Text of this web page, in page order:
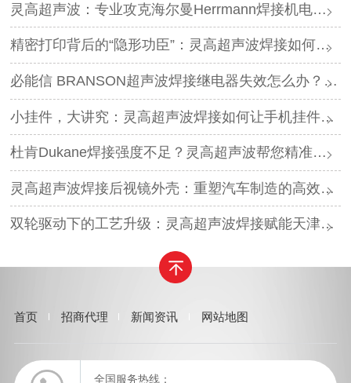
灵高超声波：专业攻克海尔曼Herrmann焊接机电路板短路难题
精密打印背后的“隐形功臣”：灵高超声波焊接如何让喷墨头支架更可靠？
必能信 BRANSON超声波焊接继电器失效怎么办？灵高超声波“四步维修法”精准破局
小挂件，大讲究：灵高超声波焊接如何让手机挂件更“抗造”？
杜肯Dukane焊接强度不足？灵高超声波帮您精准破局
灵高超声波焊接后视镜外壳：重塑汽车制造的高效与美学
双轮驱动下的工艺升级：灵高超声波焊接赋能天津汽车与电子产业
首页 招商代理 新闻资讯 网站地图
全国服务热线：